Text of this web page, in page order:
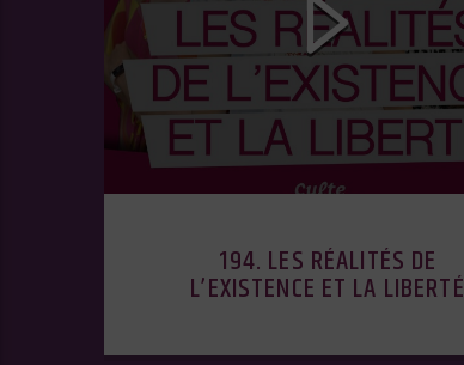
194. LES RÉALITÉS DE
L’EXISTENCE ET LA LIBERTÉ